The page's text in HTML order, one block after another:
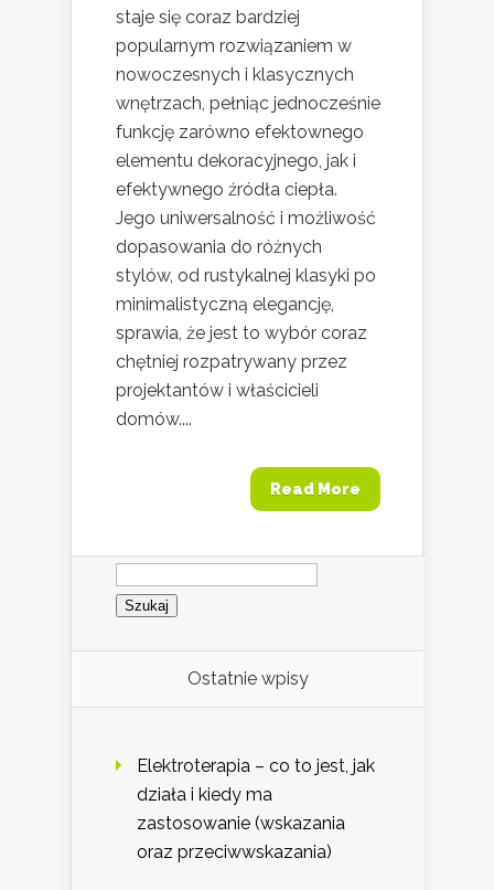
staje się coraz bardziej
popularnym rozwiązaniem w
nowoczesnych i klasycznych
wnętrzach, pełniąc jednocześnie
funkcję zarówno efektownego
elementu dekoracyjnego, jak i
efektywnego źródła ciepła.
Jego uniwersalność i możliwość
dopasowania do różnych
stylów, od rustykalnej klasyki po
minimalistyczną elegancję,
sprawia, że jest to wybór coraz
chętniej rozpatrywany przez
projektantów i właścicieli
domów....
Read More
Szukaj:
Ostatnie wpisy
Elektroterapia – co to jest, jak
działa i kiedy ma
zastosowanie (wskazania
oraz przeciwwskazania)